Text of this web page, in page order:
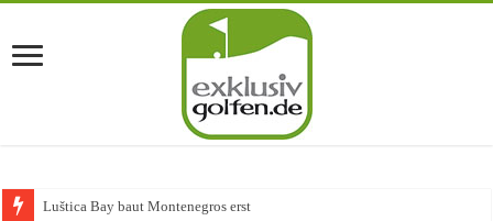
Luštica Bay baut Montenegros erste G